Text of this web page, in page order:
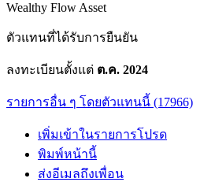
Wealthy Flow Asset
ตัวแทนที่ได้รับการยืนยัน
ลงทะเบียนตั้งแต่ ต.ค. 2024
รายการอื่น ๆ โดยตัวแทนนี้ (17966)
เพิ่มเข้าในรายการโปรด
พิมพ์หน้านี้
ส่งอีเมลถึงเพื่อน